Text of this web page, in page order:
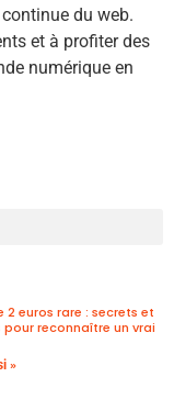
du web.
et à profiter des
numérique en
2 euros rare : secrets et
pour reconnaître un vrai
»